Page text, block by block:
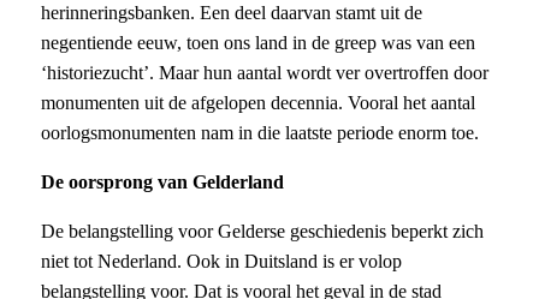
herinneringsbanken. Een deel daarvan stamt uit de
negentiende eeuw, toen ons land in de greep was van een
‘historiezucht’. Maar hun aantal wordt ver overtroffen door
monumenten uit de afgelopen decennia. Vooral het aantal
oorlogsmonumenten nam in die laatste periode enorm toe.
De oorsprong van Gelderland
De belangstelling voor Gelderse geschiedenis beperkt zich
niet tot Nederland. Ook in Duitsland is er volop
belangstelling voor. Dat is vooral het geval in de stad